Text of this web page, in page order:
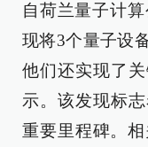
自荷兰量子计
现将3个量子设
他们还实现了
示。该发现标
重要里程碑。